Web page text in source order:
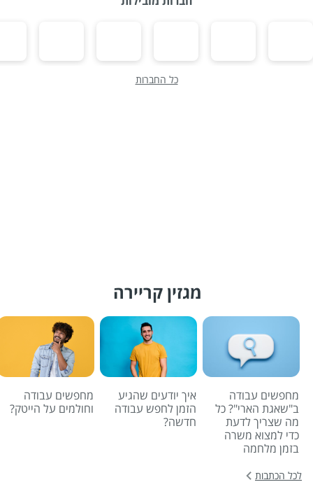
כל החברות
מגזין קריירה
מחפשים עבודה
ב"שאגת הארי"? כל
מה שצריך לדעת
כדי למצוא משרה
בזמן מלחמה
איך יודעים שהגיע
הזמן לחפש עבודה
חדשה?
מחפשים עבודה
וחולמים על הייטק?
לכל הכתבות